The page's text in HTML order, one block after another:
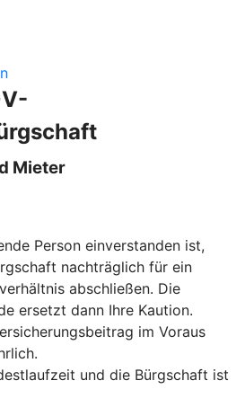
Mieter
Person einverstanden ist,
nachträglich für ein
abschließen. Die
ersetzt dann Ihre Kaution.
im Voraus
und die Bürgschaft ist